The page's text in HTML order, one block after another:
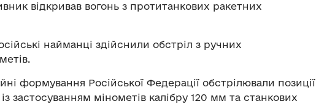
відкривав вогонь з протитанкових ракетних
найманці здійснили обстріл з ручних
формування Російської Федерації обстрілювали позиції
застосуванням мінометів калібру 120 мм та станкових